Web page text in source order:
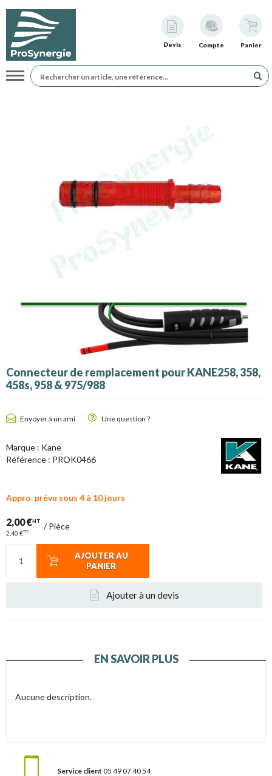
Devis Compte Panier
Navigation
Connecteur de remplacement pour KANE258, 358,
458s, 958 & 975/988
Envoyer à un ami Une question ?
Marque : Kane
Référence : PROK0466
Appro. prévu sous 4 à 10 jours
2,00 €HT
2,40 €TTC /Pièce
AJOUTER AU
PANIER
Ajouter à un devis
EN SAVOIR PLUS
Aucune description.
Service client 05 49 07 40 54